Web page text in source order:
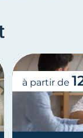
à partir de